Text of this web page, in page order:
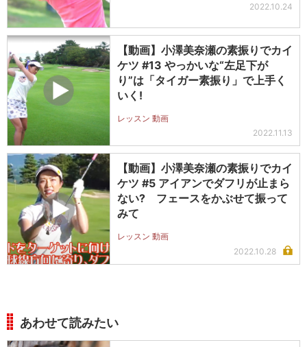
2022.10.24
【動画】小澤美奈瀬の素振りでカイ
ケツ #13 やっかいな“左足下が
り”は「タイガー素振り」で上手く
いく!
レッスン 動画
2022.11.13
【動画】小澤美奈瀬の素振りでカイ
ケツ #5 アイアンでダフリが止まら
ない? フェースをかぶせて振って
みて
レッスン 動画
2022.10.28
あわせて読みたい